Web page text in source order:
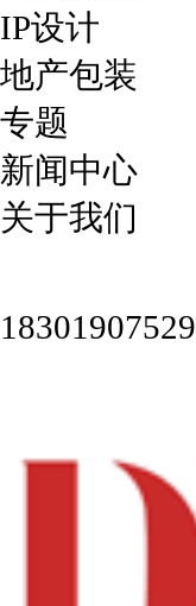
IP设计
地产包装
专题
新闻中心
关于我们
18301907529